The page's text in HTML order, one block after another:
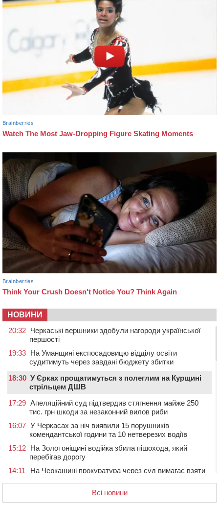
НОВИНИ
20:32 Черкаські вершники здобули нагороди української
першості
19:33 На Уманщині експосадовицю відділу освіти
судитимуть через завдані бюджету збитки
18:30 У Єрках прощатимуться з полеглим на Курщині
стрільцем ДШВ
17:29 Апеляційний суд підтвердив стягнення майже 250
тис. грн шкоди за незаконний вилов риби
16:07 У Черкасах за ніч виявили 15 порушників
комендантської години та 10 нетверезих водіїв
15:12 На Золотоніщині водійка збила пішохода, який
перебігав дорогу
14:11
На Черкащині прокуратура через суд вимагає взяти
У Смілі біля магазину під колесами вантажівки
загинула жінка
Всі новини